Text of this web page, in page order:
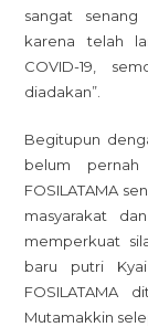
sangat senang
karena telah
COVID-19,
diadakan”.
Begitupun
belum pernah
FOSILATAMA
masyarakat
memperkuat
baru putri
FOSILATAMA
Mutamakkin